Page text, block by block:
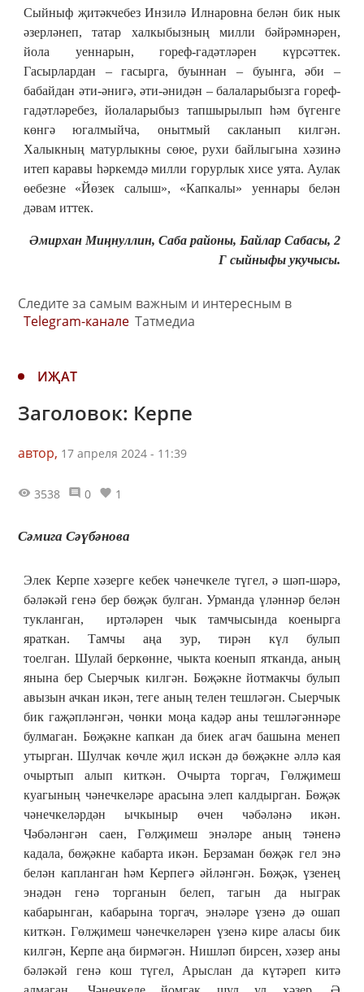
Сыйныф җитәкчебез Инзилә Илнаровна белән бик нык
әзерләнеп, татар халкыбызның милли бәйрәмнәрен,
йола уеннарын, гореф-гадәтләрен күрсәттек.
Гасырлардан – гасырга, буыннан – буынга, әби –
бабайдан әти-әнигә, әти-әнидән – балаларыбызга гореф-
гадәтләребез, йолаларыбыз тапшырылып һәм бүгенге
көнгә югалмыйча, онытмый сакланып килгән.
Халыкның матурлыкны сөюе, рухи байлыгына хәзинә
итеп каравы һәркемдә милли горурлык хисе уята. Аулак
өебезне «Йөзек салыш», «Капкалы» уеннары белән
дәвам иттек.
Әмирхан Миңнуллин, Саба районы, Байлар Сабасы, 2
Г сыйныфы укучысы.
Следите за самым важным и интересным в
Telegram-канале Татмедиа
ИҖАТ
Заголовок: Керпе
автор, 17 апреля 2024 - 11:39
3538 0 1
Сәмига Сәүбәнова
Элек Керпе хәзерге кебек чәнечкеле түгел, ә шәп-шәрә,
бәләкәй генә бер бөҗәк булган. Урманда үләннәр белән
тукланган, иртәләрен чык тамчысында коенырга
яраткан. Тамчы аңа зур, тирән күл булып
тоелган. Шулай беркөнне, чыкта коенып ятканда, аның
янына бер Сыерчык килгән. Бөҗәкне йотмакчы булып
авызын ачкан икән, теге аның телен тешләгән. Сыерчык
бик гаҗәпләнгән, чөнки моңа кадәр аны тешләгәннәре
булмаган. Бөҗәкне капкан да биек агач башына менеп
утырган. Шулчак көчле җил искән дә бөҗәкне әллә кая
очыртып алып киткән. Очырта торгач, Гөлҗимеш
куагының чәнечкеләре арасына элеп калдырган. Бөҗәк
чәнечкеләрдән ычкыныр өчен чәбәләнә икән.
Чәбәләнгән саен, Гөлҗимеш энәләре аның тәненә
кадала, бөҗәкне кабарта икән. Берзаман бөҗәк гел энә
белән капланган һәм Керпегә әйләнгән. Бөҗәк, үзенең
энәдән генә торганын белеп, тагын да ныграк
кабарынган, кабарына торгач, энәләре үзенә дә ошап
киткән. Гөлҗимеш чәнечкеләрен үзенә кире аласы бик
килгән, Керпе аңа бирмәгән. Нишләп бирсен, хәзер аны
бәләкәй генә кош түгел, Арыслан да күтәреп китә